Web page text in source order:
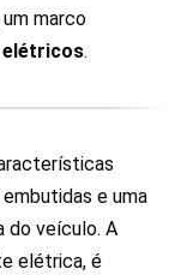
um marco
elétricos.
e uma
do veículo. A
elétrica, é